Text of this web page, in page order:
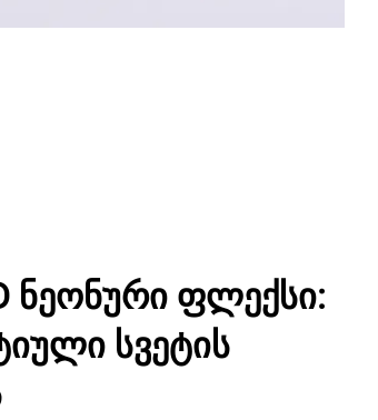
ნეონური ფლექსი:
სვეტის